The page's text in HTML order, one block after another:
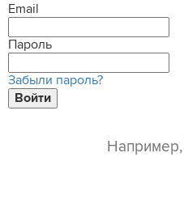
Email
Пароль
Забыли пароль?
Войти